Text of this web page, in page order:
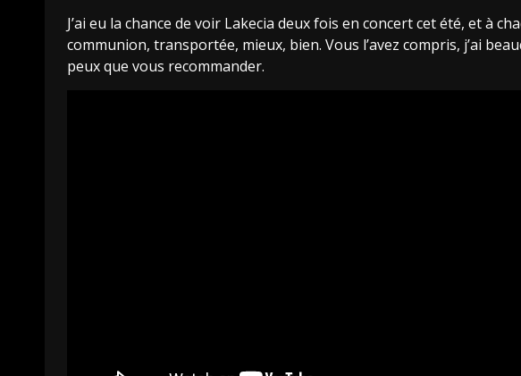
J’ai eu la chance de voir Lakecia deux fois en concert cet été, et à
communion, transportée, mieux, bien. Vous l’avez compris, j’ai
peux que vous recommander.